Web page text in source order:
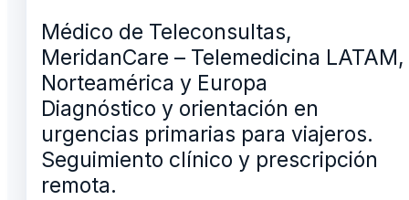
Médico de Teleconsultas,
MeridanCare – Telemedicina LATAM,
Norteamérica y Europa
Diagnóstico y orientación en
urgencias primarias para viajeros.
Seguimiento clínico y prescripción
remota.